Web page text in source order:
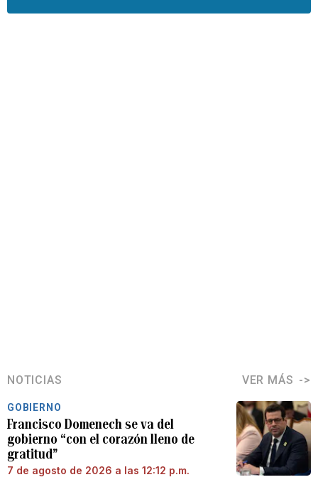
NOTICIAS VER MÁS
GOBIERNO
Francisco Domenech se va del
gobierno “con el corazón lleno de
gratitud”
7 de agosto de 2026 a las 12:12 p.m.